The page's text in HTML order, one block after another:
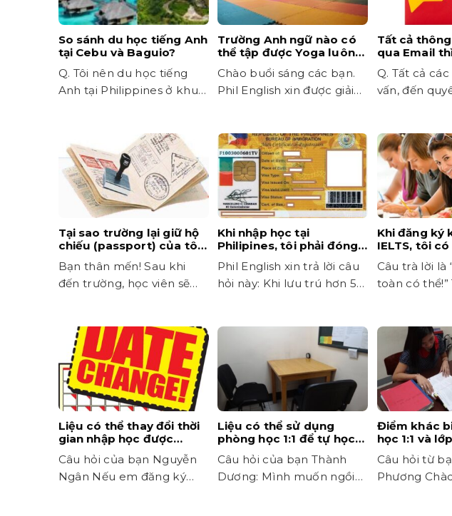
So sánh du học tiếng Anh
tại Cebu và Baguio?
Q. Tôi nên du học tiếng
Anh tại Philippines ở khu
Trường Anh ngữ nào có
thể tập được Yoga luôn
trong trường?
Chào buổi sáng các bạn.
Phil English xin được giải
Tất cả
qua Email
không?
Q. Tất cả
vấn, đến
Tại sao trường lại giữ hộ
chiếu (passport) của tôi
trong thời gian học?
Bạn thân mến! Sau khi
đến trường, học viên sẽ
Khi nhập học tại
Philipines, tôi phải đóng
khoản phí gì?
Phil English xin trả lời câu
hỏi này: Khi lưu trú hơn 59
Khi đăng ký
IELTS, tôi
của mình
Câu trà lời là
toàn có
Liệu có thể thay đổi thời
gian nhập học được
Câu hỏi của bạn Nguyễn
Ngân Nếu em đăng ký
Liệu có thể sử dụng
phòng học 1:1 để tự học
Câu hỏi của bạn Thành
Dương: Mình muốn ngồi
Điểm khác
học 1:1 và
Câu hỏi từ
Phương